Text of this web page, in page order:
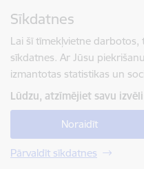
Sīkdatnes
Lai šī tīmekļvietne darbotos,
sīkdatnes. Ar Jūsu
izmantotas statistikas un
Lūdzu, atzīmējiet savu
Noraidīt
Pārvaldīt sīkdatnes